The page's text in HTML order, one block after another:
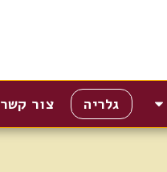
גלריה צור קשר